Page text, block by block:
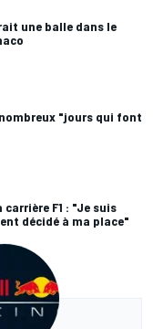
une balle dans le
"jours qui font
F1 : "Je suis
décidé à ma place"